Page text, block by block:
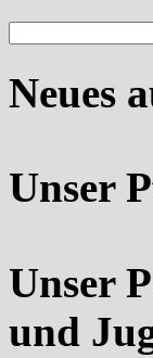
Neues
Unser
Unser
und